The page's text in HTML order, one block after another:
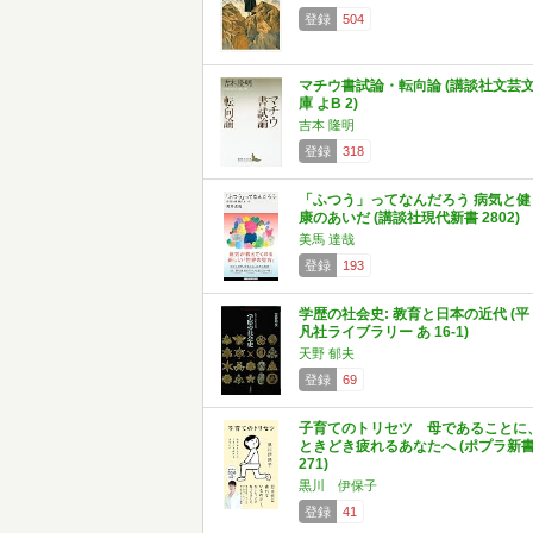
登録
504
マチウ書試論・転向論 (講談社文芸
庫 よB 2)
吉本 隆明
登録
318
「ふつう」ってなんだろう 病気と健
康のあいだ (講談社現代新書 2802)
美馬 達哉
登録
193
学歴の社会史: 教育と日本の近代 (平
凡社ライブラリー あ 16-1)
天野 郁夫
登録
69
子育てのトリセツ 母であることに、
ときどき疲れるあなたへ (ポプラ新
271)
黒川 伊保子
登録
41